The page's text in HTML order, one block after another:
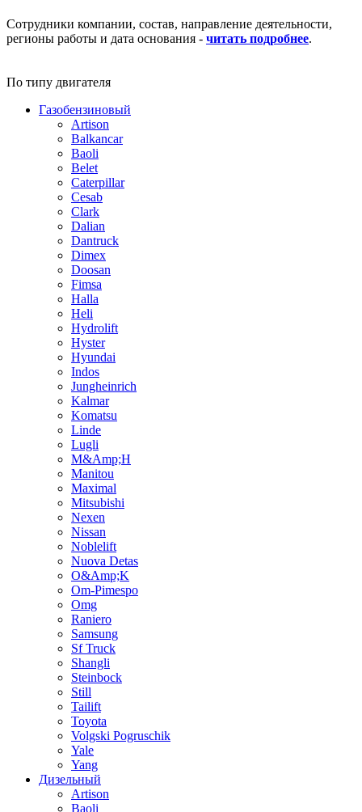
Сотрудники компании, состав, направление деятельности,
регионы работы и дата основания - читать подробнее.
По типу двигателя
Газобензиновый
Artison
Balkancar
Baoli
Belet
Caterpillar
Cesab
Clark
Dalian
Dantruck
Dimex
Doosan
Fimsa
Halla
Heli
Hydrolift
Hyster
Hyundai
Indos
Jungheinrich
Kalmar
Komatsu
Linde
Lugli
M&Amp;H
Manitou
Maximal
Mitsubishi
Nexen
Nissan
Noblelift
Nuova Detas
O&Amp;K
Om-Pimespo
Omg
Raniero
Samsung
Sf Truck
Shangli
Steinbock
Still
Tailift
Toyota
Volgski Pogruschik
Yale
Yang
Дизельный
Artison
Baoli